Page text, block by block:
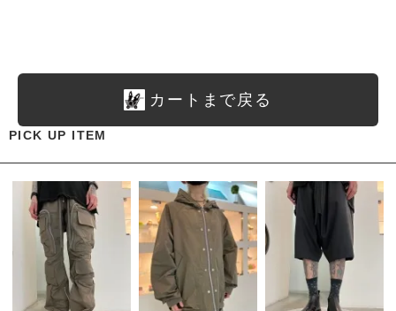
カートまで戻る
PICK UP ITEM